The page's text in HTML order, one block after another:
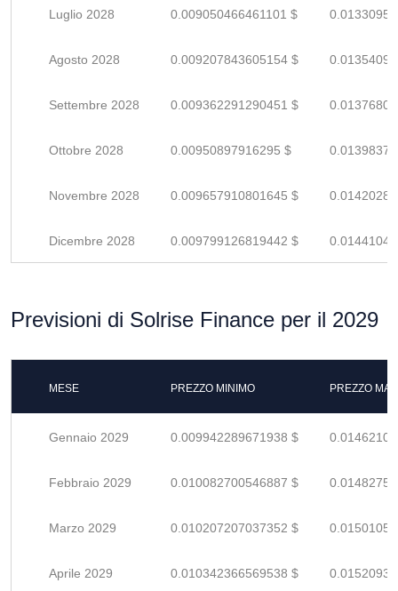
Luglio 2028 0.009050466461101 $
Agosto 2028 0.009207843605154 $
Settembre 2028 0.009362291290451 $
Ottobre 2028 0.00950897916295 $
Novembre 2028 0.009657910801645 $
Dicembre 2028 0.009799126819442 $
Previsioni di Solrise Finance per il 2029
MESE PREZZO MINIMO PREZZO
Gennaio 2029 0.009942289671938 $
Febbraio 2029 0.010082700546887 $
Marzo 2029 0.010207207037352 $
Aprile 2029 0.010342366569538 $